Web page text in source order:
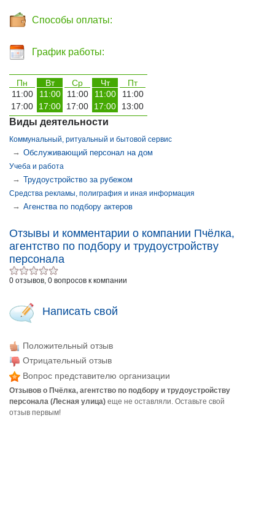
Способы оплаты:
График работы:
Пн Вт Ср Чт
Пт
11:00
11:00 11:00 11:00
11:00
17:00
17:00 17:00 17:00 13:00
Виды деятельности
Коммунальный, ритуальный и бытовой сервис
→ Обслуживающий персонал на дом
Учеба и работа
→ Трудоустройство за рубежом
Средства рекламы, полиграфия и иная информация
→ Агенства по подбору актеров
Отзывы и комментарии о компании Пчёлка,
агентство по подбору и трудоустройству
персонала
0 отзывов, 0 вопросов к компании
Написать свой
Положительный отзыв
Отрицательный отзыв
Вопрос представителю организации
Отзывов о Пчёлка, агентство по подбору и трудоустройству
персонала (Лесная улица) еще не оставляли. Оставьте свой
отзыв первым!